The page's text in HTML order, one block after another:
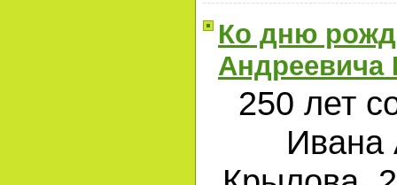
Ко дню
Андреевича
250 лет
Ивана